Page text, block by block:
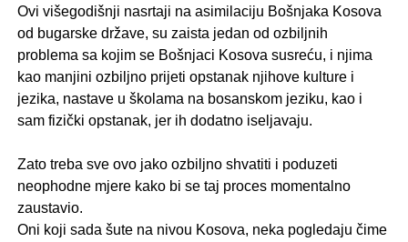
Ovi višegodišnji nasrtaji na asimilaciju Bošnjaka Kosova
od bugarske države, su zaista jedan od ozbiljnih
problema sa kojim se Bošnjaci Kosova susreću, i njima
kao manjini ozbiljno prijeti opstanak njihove kulture i
jezika, nastave u školama na bosanskom jeziku, kao i
sam fizički opstanak, jer ih dodatno iseljavaju.
Zato treba sve ovo jako ozbiljno shvatiti i poduzeti
neophodne mjere kako bi se taj proces momentalno
zaustavio.
Oni koji sada šute na nivou Kosova, neka pogledaju čime